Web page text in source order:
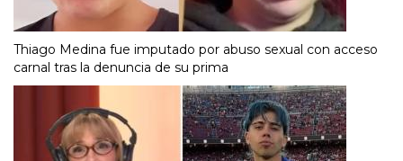
Thiago Medina fue imputado por abuso sexual con acceso
carnal tras la denuncia de su prima